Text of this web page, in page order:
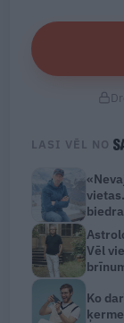
LASI VĒL NO
Vēl
Ko